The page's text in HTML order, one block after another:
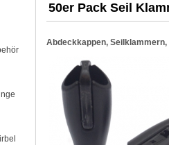
50er Pack Seil
Abdeckkappen,